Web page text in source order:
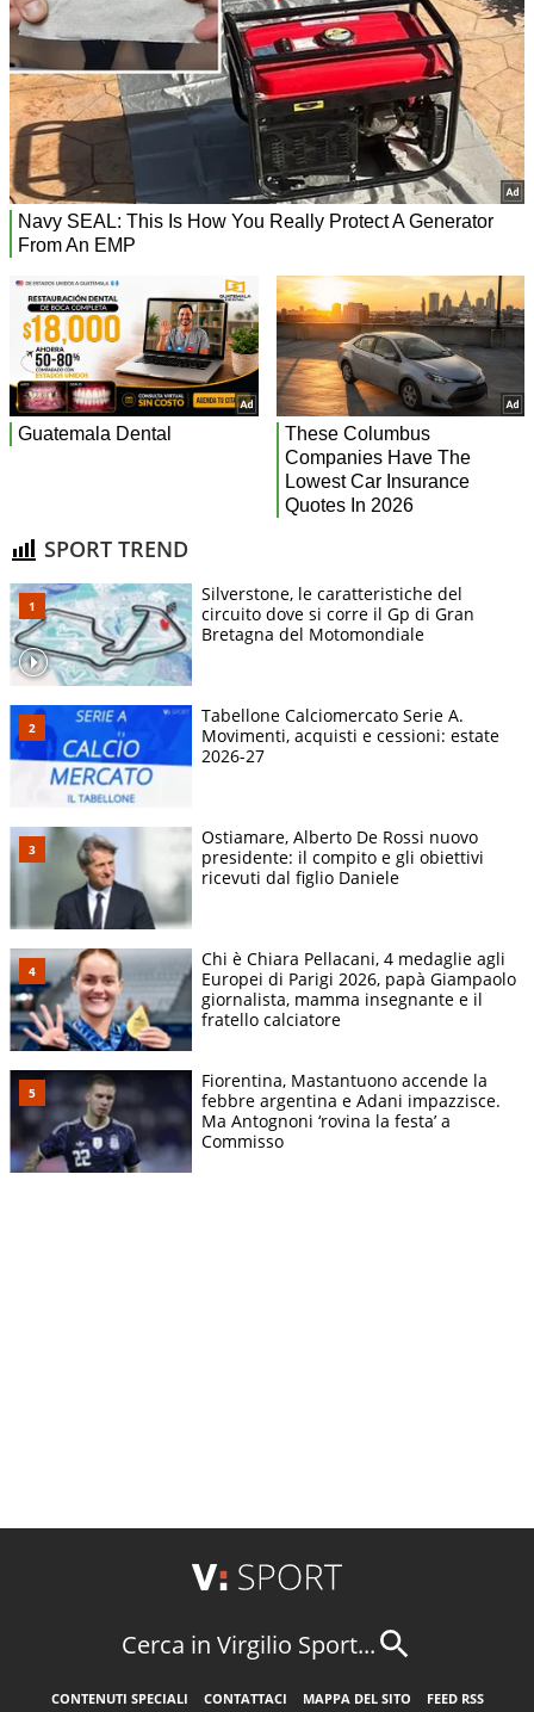
SPORT TREND
Silverstone, le caratteristiche del
circuito dove si corre il Gp di Gran
Bretagna del Motomondiale
Tabellone Calciomercato Serie A.
Movimenti, acquisti e cessioni: estate
2026-27
Ostiamare, Alberto De Rossi nuovo
presidente: il compito e gli obiettivi
ricevuti dal figlio Daniele
Chi è Chiara Pellacani, 4 medaglie agli
Europei di Parigi 2026, papà Giampaolo
giornalista, mamma insegnante e il
fratello calciatore
Fiorentina, Mastantuono accende la
febbre argentina e Adani impazzisce.
Ma Antognoni ‘rovina la festa’ a
Commisso
Cerca in Virgilio Sport...
CONTENUTI SPECIALI CONTATTACI MAPPA DEL SITO FEED RSS